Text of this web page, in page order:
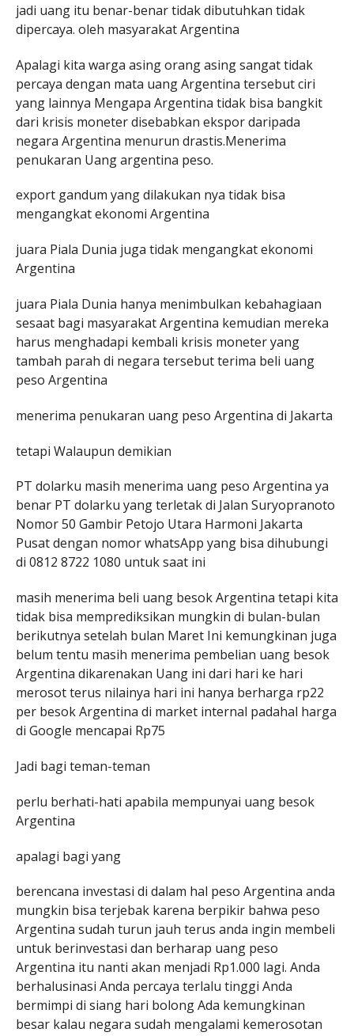
jadi uang itu benar-benar tidak dibutuhkan tidak
dipercaya. oleh masyarakat Argentina
Apalagi kita warga asing orang asing sangat tidak
percaya dengan mata uang Argentina tersebut ciri
yang lainnya Mengapa Argentina tidak bisa bangkit
dari krisis moneter disebabkan ekspor daripada
negara Argentina menurun drastis.Menerima
penukaran Uang argentina peso.
export gandum yang dilakukan nya tidak bisa
mengangkat ekonomi Argentina
juara Piala Dunia juga tidak mengangkat ekonomi
Argentina
juara Piala Dunia hanya menimbulkan kebahagiaan
sesaat bagi masyarakat Argentina kemudian mereka
harus menghadapi kembali krisis moneter yang
tambah parah di negara tersebut terima beli uang
peso Argentina
menerima penukaran uang peso Argentina di Jakarta
tetapi Walaupun demikian
PT dolarku masih menerima uang peso Argentina ya
benar PT dolarku yang terletak di Jalan Suryopranoto
Nomor 50 Gambir Petojo Utara Harmoni Jakarta
Pusat dengan nomor whatsApp yang bisa dihubungi
di 0812 8722 1080 untuk saat ini
masih menerima beli uang besok Argentina tetapi kita
tidak bisa memprediksikan mungkin di bulan-bulan
berikutnya setelah bulan Maret Ini kemungkinan juga
belum tentu masih menerima pembelian uang besok
Argentina dikarenakan Uang ini dari hari ke hari
merosot terus nilainya hari ini hanya berharga rp22
per besok Argentina di market internal padahal harga
di Google mencapai Rp75
Jadi bagi teman-teman
perlu berhati-hati apabila mempunyai uang besok
Argentina
apalagi bagi yang
berencana investasi di dalam hal peso Argentina anda
mungkin bisa terjebak karena berpikir bahwa peso
Argentina sudah turun jauh terus anda ingin membeli
untuk berinvestasi dan berharap uang peso
Argentina itu nanti akan menjadi Rp1.000 lagi. Anda
berhalusinasi Anda percaya terlalu tinggi Anda
bermimpi di siang hari bolong Ada kemungkinan
besar kalau negara sudah mengalami kemerosotan